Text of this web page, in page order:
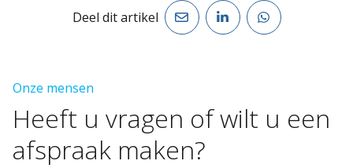
Deel dit artikel
Onze mensen
Heeft u vragen ofwilt u een
afspraak maken?